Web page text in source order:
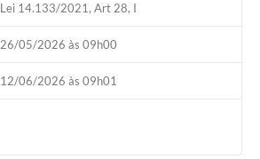
Lei 14.133/2021, Art 28, I
26/05/2026 às 09h00
12/06/2026 às 09h01